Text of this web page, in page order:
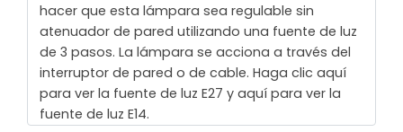
hacer que esta lámpara sea regulable sin
atenuador de pared utilizando una fuente de luz
de 3 pasos. La lámpara se acciona a través del
interruptor de pared o de cable. Haga clic aquí
para ver la fuente de luz E27 y aquí para ver la
fuente de luz E14.